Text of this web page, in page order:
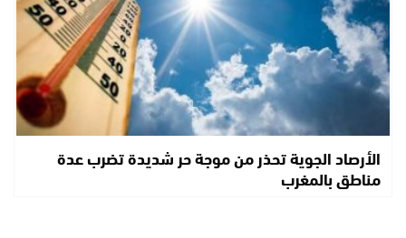
الأرصاد الجوية تحذر من موجة حر شديدة تضرب عدة
مناطق بالمغرب